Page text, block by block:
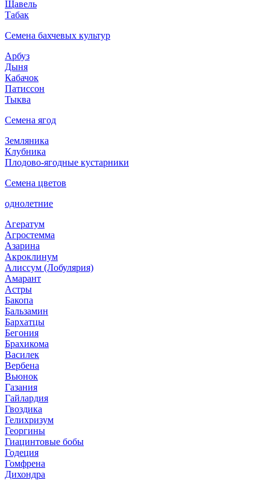
Щавель
Табак
Семена бахчевых культур
Арбуз
Дыня
Кабачок
Патиссон
Тыква
Семена ягод
Земляника
Клубника
Плодово-ягодные кустарники
Семена цветов
однолетние
Агератум
Агростемма
Азарина
Акроклинум
Алиссум (Лобулярия)
Амарант
Астры
Бакопа
Бальзамин
Бархатцы
Бегония
Брахикома
Василек
Вербена
Вьюнок
Газания
Гайлардия
Гвоздика
Гелихризум
Георгины
Гиацинтовые бобы
Годеция
Гомфрена
Дихондра